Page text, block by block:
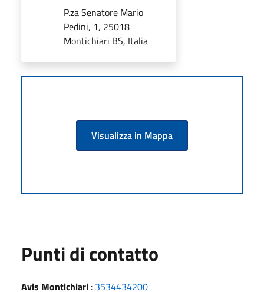
P.za Senatore Mario
Pedini, 1, 25018
Montichiari BS, Italia
Visualizza in Mappa
Punti di contatto
Avis Montichiari : 3534434200